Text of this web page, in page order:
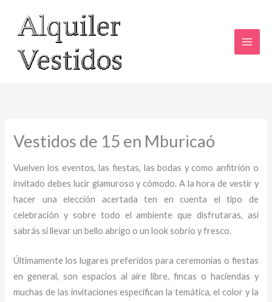
contenido
Vestidos de 15 en Mburicaó
Vuelven los eventos, las fiestas, las bodas y como anfitrión o
invitado debes lucir glamuroso y cómodo. A la hora de vestir y
hacer una elección acertada ten en cuenta el tipo de
celebración y sobre todo el ambiente que disfrutaras, así
sabrás si llevar un bello abrigo o un look sobrio y fresco.
Últimamente los lugares preferidos para ceremonias o fiestas
en general, son espacios al aire libre, fincas o haciendas y
muchas de las invitaciones especifican la temática, el color y la